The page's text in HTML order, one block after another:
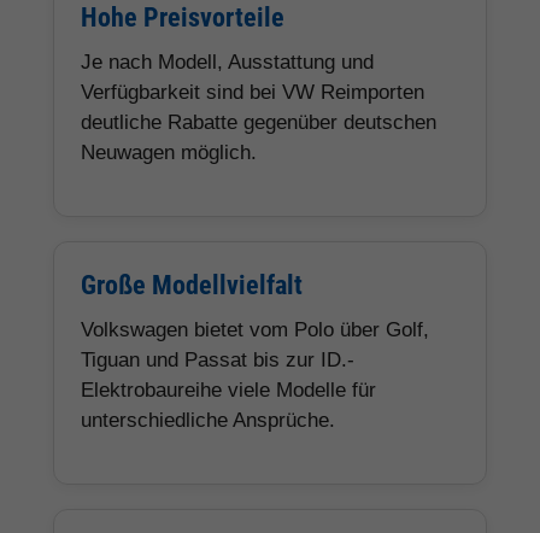
Hohe Preisvorteile
Je nach Modell, Ausstattung und
Verfügbarkeit sind bei VW Reimporten
deutliche Rabatte gegenüber deutschen
Neuwagen möglich.
Große Modellvielfalt
Volkswagen bietet vom Polo über Golf,
Tiguan und Passat bis zur ID.-
Elektrobaureihe viele Modelle für
unterschiedliche Ansprüche.